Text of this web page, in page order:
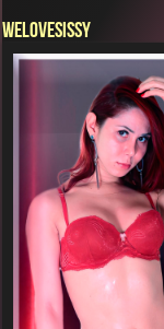
WELOVESISSY